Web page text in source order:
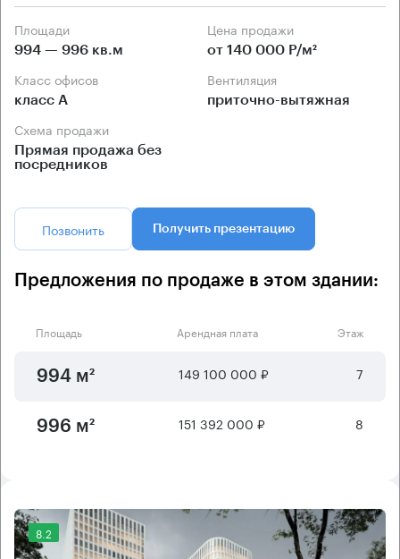
Площади
994 — 996 кв.м
Цена продажи
от 140 000 Р/м²
Класс офисов
класс А
Вентиляция
приточно-вытяжная
Схема продажи
Прямая продажа без
посредников
Позвонить Получить презентацию
Предложения по продаже в этом здании:
Площадь Арендная плата Этаж
994 м² 149 100 000 ₽ 7
996 м² 151 392 000 ₽ 8
8.2